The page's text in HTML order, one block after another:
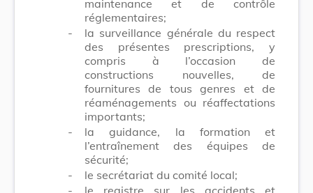
maintenance et de contrôle
réglementaires;
-
la surveillance générale du respect
des présentes prescriptions, y
compris à l’occasion de
constructions nouvelles, de
fournitures de tous genres et de
réaménagements ou réaffectations
importants;
-
la guidance, la formation et
l’entraînement des équipes de
sécurité;
-
le secrétariat du comité local;
-
le registre sur les accidents et